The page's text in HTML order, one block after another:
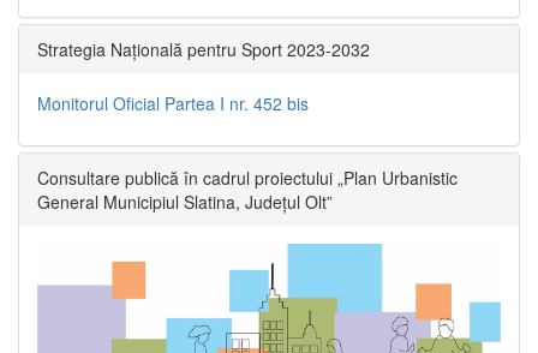
Strategia Națională pentru Sport 2023-2032
Monitorul Oficial Partea I nr. 452 bis
Consultare publică în cadrul proiectului „Plan Urbanistic
General Municipiul Slatina, Județul Olt”